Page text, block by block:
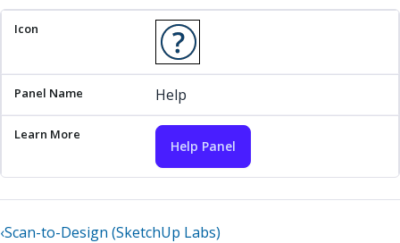
Help
Help Panel
‹Scan-to-Design (SketchUp Labs)